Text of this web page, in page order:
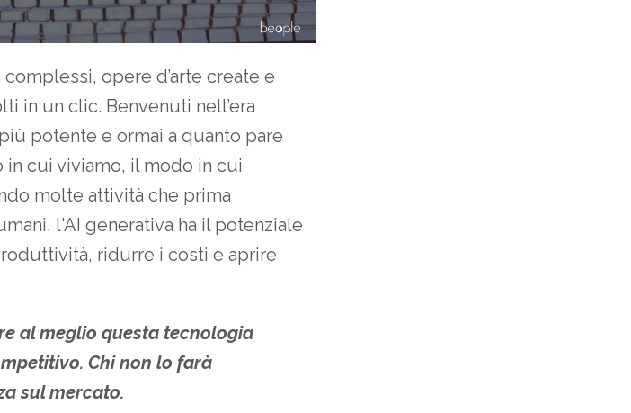
opere d’arte create e
in un clic. Benvenuti nell’era
potente e ormai a quanto pare
cui viviamo, il modo in cui
molte attività che prima
l'AI generativa ha il potenziale
ridurre i costi e aprire
al meglio questa tecnologia
Chi non lo farà
sul mercato.